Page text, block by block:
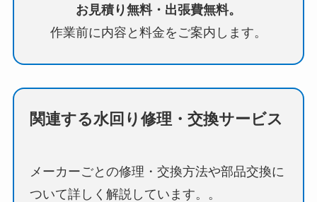
お見積り無料・出張費無料。
作業前に内容と料金をご案内します。
関連する水回り修理・交換サービス
メーカーごとの修理・交換方法や部品交換に
ついて詳しく解説しています。。